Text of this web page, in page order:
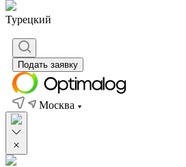
Турецкий
Подать заявку
Москва